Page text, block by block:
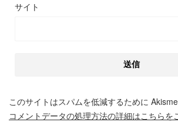
サイト
このサイトはスパムを低減するために
コメントデータの処理方法の詳細はこちらを